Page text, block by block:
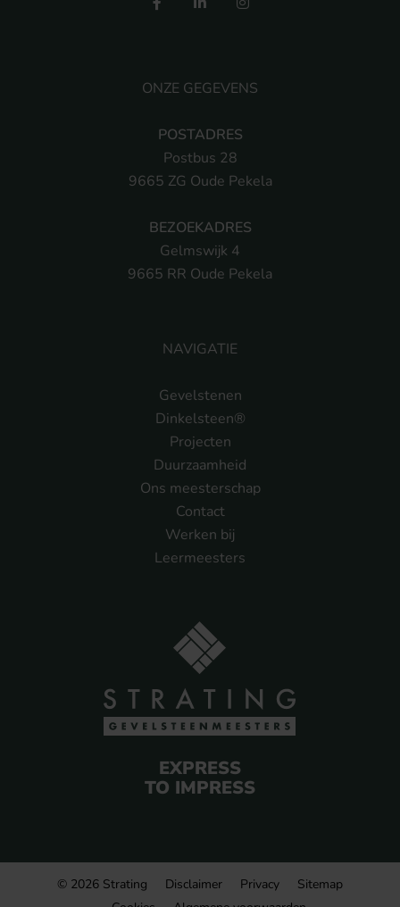
EXPRESS
TO IMPRESS
NAVIGATIE
Gevelstenen
Dinkelsteen®
Projecten
Duurzaamheid
Ons meesterschap
Contact
Werken bij
Leermeesters
ONZE GEGEVENS
POSTADRES
Postbus 28
9665 ZG Oude Pekela
BEZOEKADRES
Gelmswijk 4
9665 RR Oude Pekela
© 2026 Strating Disclaimer Privacy
Sitemap